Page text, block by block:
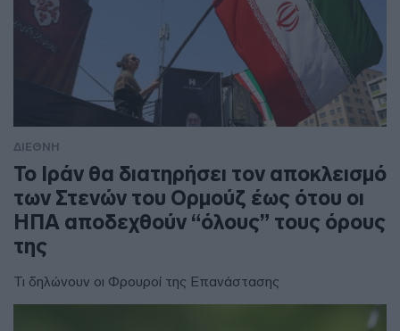
ΔΙΕΘΝΗ
To Ιράν θα διατηρήσει τον αποκλεισμό
των Στενών του Ορμούζ έως ότου οι
ΗΠΑ αποδεχθούν “όλους” τους όρους
της
Τι δηλώνουν οι Φρουροί της Επανάστασης